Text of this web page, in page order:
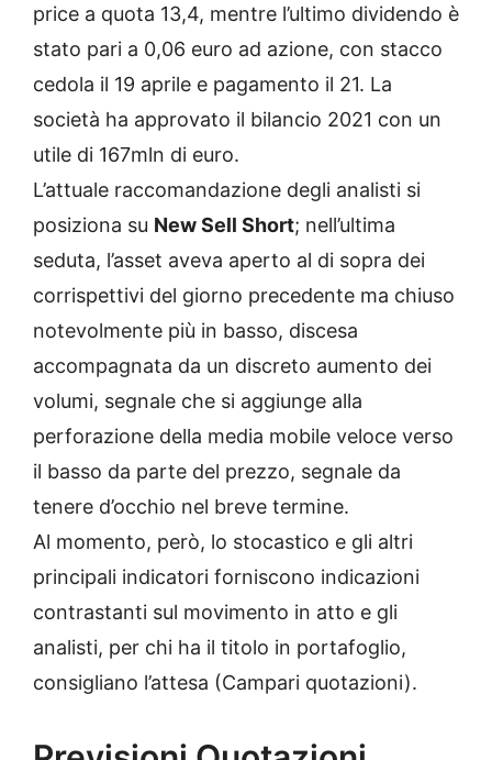
price a quota 13,4, mentre l’ultimo dividendo è
stato pari a 0,06 euro ad azione, con stacco
cedola il 19 aprile e pagamento il 21. La
società ha approvato il bilancio 2021 con un
utile di 167mln di euro.
L’attuale raccomandazione degli analisti si
posiziona su New Sell Short; nell’ultima
seduta, l’asset aveva aperto al di sopra dei
corrispettivi del giorno precedente ma chiuso
notevolmente più in basso, discesa
accompagnata da un discreto aumento dei
volumi, segnale che si aggiunge alla
perforazione della media mobile veloce verso
il basso da parte del prezzo, segnale da
tenere d’occhio nel breve termine.
Al momento, però, lo stocastico e gli altri
principali indicatori forniscono indicazioni
contrastanti sul movimento in atto e gli
analisti, per chi ha il titolo in portafoglio,
consigliano l’attesa (Campari quotazioni).